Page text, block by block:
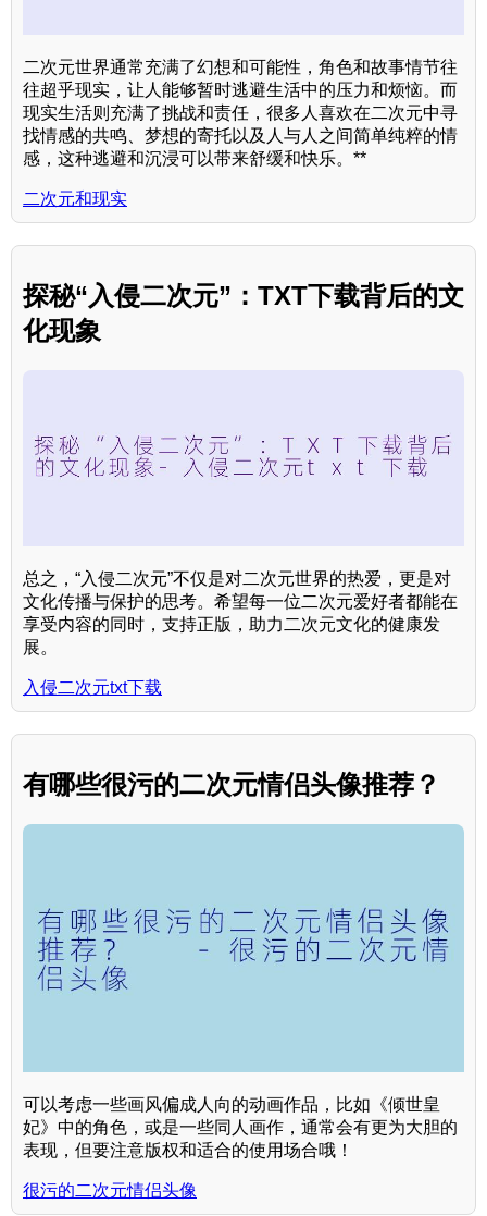
二次元世界通常充满了幻想和可能性，角色和故事情节往
往超乎现实，让人能够暂时逃避生活中的压力和烦恼。而
现实生活则充满了挑战和责任，很多人喜欢在二次元中寻
找情感的共鸣、梦想的寄托以及人与人之间简单纯粹的情
感，这种逃避和沉浸可以带来舒缓和快乐。**
二次元和现实
探秘“入侵二次元”：TXT下载背后的文
化现象
总之，“入侵二次元”不仅是对二次元世界的热爱，更是对
文化传播与保护的思考。希望每一位二次元爱好者都能在
享受内容的同时，支持正版，助力二次元文化的健康发
展。
入侵二次元txt下载
有哪些很污的二次元情侣头像推荐？
可以考虑一些画风偏成人向的动画作品，比如《倾世皇
妃》中的角色，或是一些同人画作，通常会有更为大胆的
表现，但要注意版权和适合的使用场合哦！
很污的二次元情侣头像